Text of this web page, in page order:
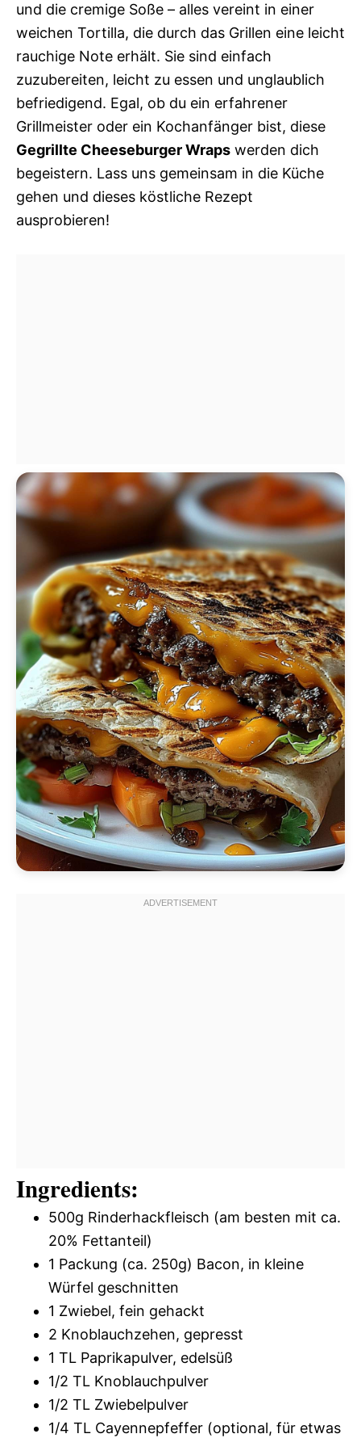
und die cremige Soße – alles vereint in einer
weichen Tortilla, die durch das Grillen eine leicht
rauchige Note erhält. Sie sind einfach
zuzubereiten, leicht zu essen und unglaublich
befriedigend. Egal, ob du ein erfahrener
Grillmeister oder ein Kochanfänger bist, diese
Gegrillte Cheeseburger Wraps werden dich
begeistern. Lass uns gemeinsam in die Küche
gehen und dieses köstliche Rezept
ausprobieren!
Ingredients:
500g Rinderhackfleisch (am besten mit ca.
20% Fettanteil)
1 Packung (ca. 250g) Bacon, in kleine
Würfel geschnitten
1 Zwiebel, fein gehackt
2 Knoblauchzehen, gepresst
1 TL Paprikapulver, edelsüß
1/2 TL Knoblauchpulver
1/2 TL Zwiebelpulver
1/4 TL Cayennepfeffer (optional, für etwas